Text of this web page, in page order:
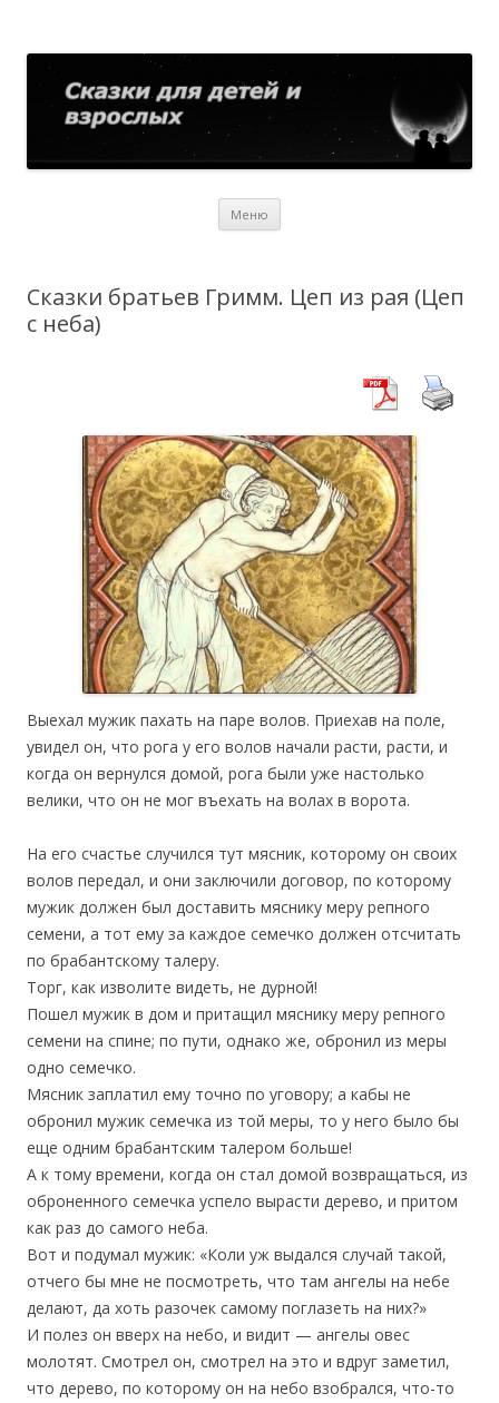
Меню
Сказки братьев Гримм. Цеп из рая (Цеп
с неба)
Выехал мужик пахать на паре волов. Приехав на поле,
увидел он, что рога у его волов начали расти, расти, и
когда он вернулся домой, рога были уже настолько
велики, что он не мог въехать на волах в ворота.
На его счастье случился тут мясник, которому он своих
волов передал, и они заключили договор, по которому
мужик должен был доставить мяснику меру репного
семени, а тот ему за каждое семечко должен отсчитать
по брабантскому талеру.
Торг, как изволите видеть, не дурной!
Пошел мужик в дом и притащил мяснику меру репного
семени на спине; по пути, однако же, обронил из меры
одно семечко.
Мясник заплатил ему точно по уговору; а кабы не
обронил мужик семечка из той меры, то у него было бы
еще одним брабантским талером больше!
А к тому времени, когда он стал домой возвращаться, из
оброненного семечка успело вырасти дерево, и притом
как раз до самого неба.
Вот и подумал мужик: «Коли уж выдался случай такой,
отчего бы мне не посмотреть, что там ангелы на небе
делают, да хоть разочек самому поглазеть на них?»
И полез он вверх на небо, и видит — ангелы овес
молотят. Смотрел он, смотрел на это и вдруг заметил,
что дерево, по которому он на небо взобрался, что-то